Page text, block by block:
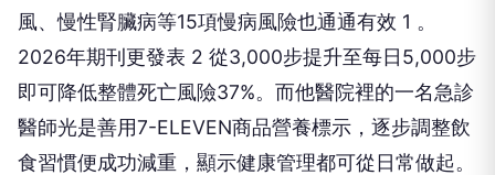
風、慢性腎臟病等15項慢病風險也通通有效 1 。
2026年期刊更發表 2 從3,000步提升至每日5,000步
即可降低整體死亡風險37%。而他醫院裡的一名急診
醫師光是善用7-ELEVEN商品營養標示，逐步調整飲
食習慣便成功減重，顯示健康管理都可從日常做起。